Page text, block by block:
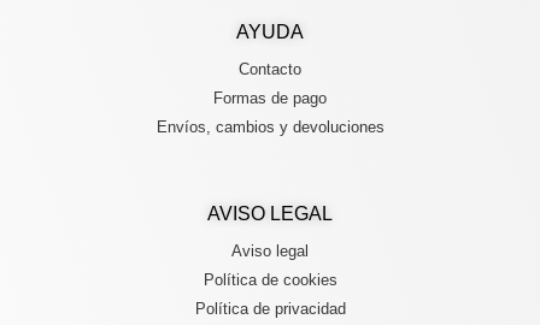
AVISO LEGAL
Aviso legal
Política de cookies
Política de privacidad
AYUDA
Contacto
Formas de pago
Envíos, cambios y devoluciones